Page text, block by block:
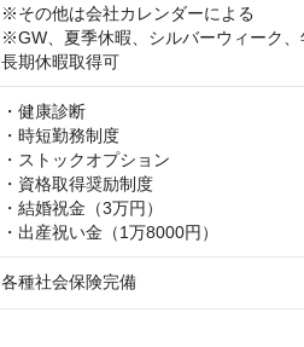
※その他は会社カレンダーによる
※GW、夏季休暇、シルバーウィーク
長期休暇取得可
・健康診断
・時短勤務制度
・ストックオプション
・資格取得奨励制度
・結婚祝金（3万円）
・出産祝い金（1万8000円）
各種社会保険完備